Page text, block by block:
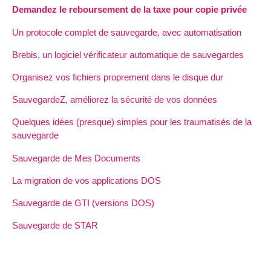
Demandez le reboursement de la taxe pour copie privée
Un protocole complet de sauvegarde, avec automatisation
Brebis, un logiciel vérificateur automatique de sauvegardes
Organisez vos fichiers proprement dans le disque dur
SauvegardeZ, améliorez la sécurité de vos données
Quelques idées (presque) simples pour les traumatisés de la
sauvegarde
Sauvegarde de Mes Documents
La migration de vos applications DOS
Sauvegarde de GTI (versions DOS)
Sauvegarde de STAR